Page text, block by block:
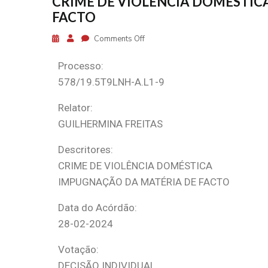
FACTO
Comments Off
Processo:
578/19.5T9LNH-A.L1-9
Relator:
GUILHERMINA FREITAS
Descritores:
CRIME DE VIOLÊNCIA DOMÉSTICA
IMPUGNAÇÃO DA MATÉRIA DE FACTO
Data do Acórdão:
28-02-2024
Votação:
DECISÃO INDIVIDUAL